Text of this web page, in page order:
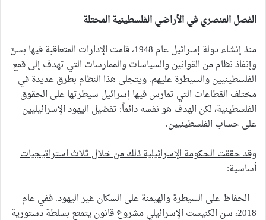
الفصل العنصري في الأراضي الفلسطينية المحتلة
منذ إنشاء دولة إسرائيل عام 1948، قامت الإدارات المتعاقبة فيها بسنّ
وإنفاذ نظام من القوانين والسياسات والممارسات التي تهدف إلى قمع
الفلسطينيين والسيطرة عليهم. ويتجلى هذا النظام بطرق عديدة في
مختلف القطاعات التي تمارس فيها إسرائيل سيطرتها على الحقوق
الفلسطينية، لكن الهدف هو نفسه دائماً: تفضيل اليهود الإسرائيليين
على حساب الفلسطينيين.
وقد حققت الحكومة الإسرائيلية ذلك من خلال ثلاث استراتيجيات
أساسية:
– الحفاظ على السيطرة والهيمنة على السكان غير اليهود. ففي عام
2018، سن الكنيست الإسرائيلي مشروع قانون يتمتع بسلطة دستورية